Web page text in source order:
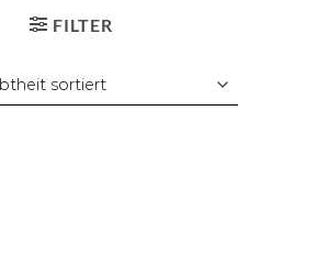
FILTER